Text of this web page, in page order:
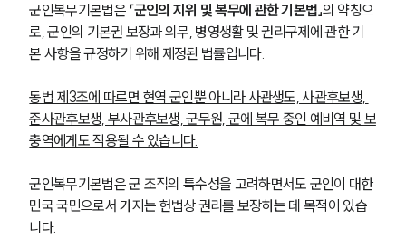
군인복무기본법은 「군인의 지위 및 복무에 관한 기본법」의 약칭으
로, 군인의 기본권 보장과 의무, 병영생활 및 권리구제에 관한 기
본 사항을 규정하기 위해 제정된 법률입니다.
동법 제3조에 따르면 현역 군인뿐 아니라 사관생도, 사관후보생,
준사관후보생, 부사관후보생, 군무원, 군에 복무 중인 예비역 및 보
충역에게도 적용될 수 있습니다.
군인복무기본법은 군 조직의 특수성을 고려하면서도 군인이 대한
민국 국민으로서 가지는 헌법상 권리를 보장하는 데 목적이 있습
니다.